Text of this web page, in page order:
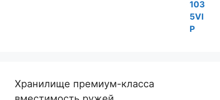
Хранилище премиум-класса